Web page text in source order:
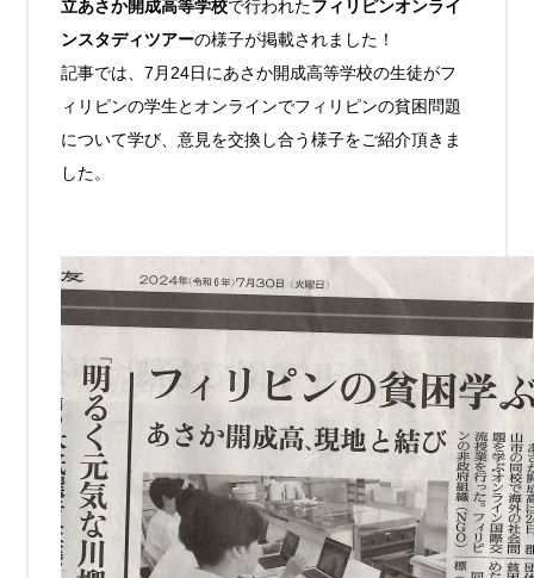
立あさか開成高等学校で行われたフィリピンオンライ
ンスタディツアーの様子が掲載されました！
記事では、7月24日にあさか開成高等学校の生徒がフ
ィリピンの学生とオンラインでフィリピンの貧困問題
について学び、意見を交換し合う様子をご紹介頂きま
した。